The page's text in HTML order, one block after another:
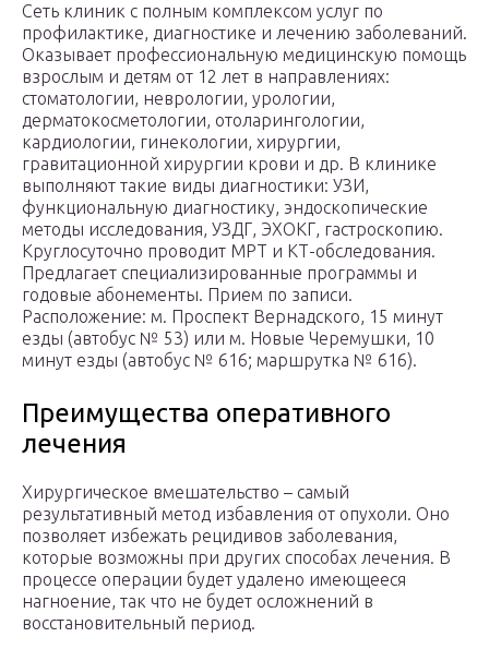
Сеть клиник с полным комплексом услуг по
профилактике, диагностике и лечению заболеваний.
Оказывает профессиональную медицинскую помощь
взрослым и детям от 12 лет в направлениях:
стоматологии, неврологии, урологии,
дерматокосметологии, отоларингологии,
кардиологии, гинекологии, хирургии,
гравитационной хирургии крови и др. В клинике
выполняют такие виды диагностики: УЗИ,
функциональную диагностику, эндоскопические
методы исследования, УЗДГ, ЭХОКГ, гастроскопию.
Круглосуточно проводит МРТ и КТ-обследования.
Предлагает специализированные программы и
годовые абонементы. Прием по записи.
Расположение: м. Проспект Вернадского, 15 минут
езды (автобус № 53) или м. Новые Черемушки, 10
минут езды (автобус № 616; маршрутка № 616).
Преимущества оперативного
лечения
Хирургическое вмешательство – самый
результативный метод избавления от опухоли. Оно
позволяет избежать рецидивов заболевания,
которые возможны при других способах лечения. В
процессе операции будет удалено имеющееся
нагноение, так что не будет осложнений в
восстановительный период.